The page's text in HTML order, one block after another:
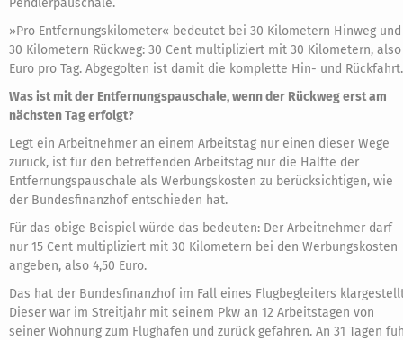
Pendlerpauschale.
»Pro Entfernungskilometer« bedeutet bei 30 Kilometern Hinweg und
30 Kilometern Rückweg: 30 Cent multipliziert mit 30 Kilometern, also
Euro pro Tag. Abgegolten ist damit die komplette Hin- und Rückfahrt.
Was ist mit der Entfernungspauschale, wenn der Rückweg erst am
nächsten Tag erfolgt?
Legt ein Arbeitnehmer an einem Arbeitstag nur einen dieser Wege
zurück, ist für den betreffenden Arbeitstag nur die Hälfte der
Entfernungspauschale als Werbungskosten zu berücksichtigen, wie
der Bundesfinanzhof entschieden hat.
Für das obige Beispiel würde das bedeuten: Der Arbeitnehmer darf
nur 15 Cent multipliziert mit 30 Kilometern bei den Werbungskosten
angeben, also 4,50 Euro.
Das hat der Bundesfinanzhof im Fall eines Flugbegleiters
Dieser war im Streitjahr mit seinem Pkw an 12 Arbeitstagen von
seiner Wohnung zum Flughafen und zurück gefahren. An 31 Tagen